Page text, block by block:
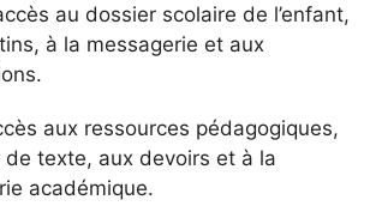
au dossier scolaire de l’enfant,
à la messagerie et aux
aux ressources pédagogiques,
de texte, aux devoirs et à la
académique.